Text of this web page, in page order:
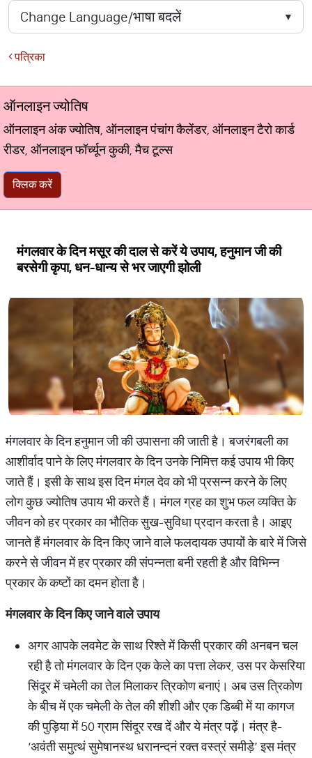
पत्रिका
ऑनलाइन ज्योतिष
ऑनलाइन अंक ज्योतिष, ऑनलाइन पंचांग कैलेंडर, ऑनलाइन टैरो कार्ड
रीडर, ऑनलाइन फॉर्च्यून कुकी, मैच टूल्स
क्लिक करें
मंगलवार के दिन मसूर की दाल से करें ये उपाय, हनुमान जी की
बरसेगी कृपा, धन-धान्य से भर जाएगी झोली
मंगलवार के दिन हनुमान जी की उपासना की जाती है। बजरंगबली का
आशीर्वाद पाने के लिए मंगलवार के दिन उनके निमित्त कई उपाय भी किए
जाते हैं। इसी के साथ इस दिन मंगल देव को भी प्रसन्न करने के लिए
लोग कुछ ज्योतिष उपाय भी करते हैं। मंगल ग्रह का शुभ फल व्यक्ति के
जीवन को हर प्रकार का भौतिक सुख-सुविधा प्रदान करता है। आइए
जानते हैं मंगलवार के दिन किए जाने वाले फलदायक उपायों के बारे में जिसे
करने से जीवन में हर प्रकार की संपन्नता बनी रहती है और विभिन्न
प्रकार के कष्टों का दमन होता है।
मंगलवारकेदिनकिएजानेवालेउपाय
अगर आपके लवमेट के साथ रिश्ते में किसी प्रकार की अनबन चल
रही है तो मंगलवार के दिन एक केले का पत्ता लेकर, उस पर केसरिया
सिंदूर में चमेली का तेल मिलाकर त्रिकोण बनाएं। अब उस त्रिकोण
के बीच में एक चमेली के तेल की शीशी और एक डिब्बी में या कागज
की पुड़िया में 50 ग्राम सिंदूर रख दें और ये मंत्र पढ़ें। मंत्र है-
‘अवंती समुत्थं सुमेषानस्थ धरानन्दनं रक्त वस्त्रं समीड़े’ इस मंत्र